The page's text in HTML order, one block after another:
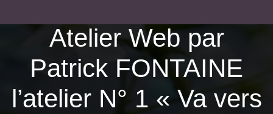
Atelier Web par
Patrick FONTAINE
l’atelier N° 1 « Va vers